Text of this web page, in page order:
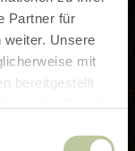
Partner für
weiter. Unsere
mit
bereitgestellt